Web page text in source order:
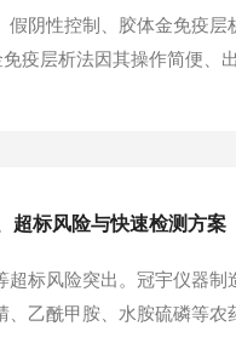
阴性控制、胶体金免疫
疫层析法因其操作简便
超标风险与快速检测方案
标风险突出。冠宇仪器
乙酰甲胺、水胺硫磷等